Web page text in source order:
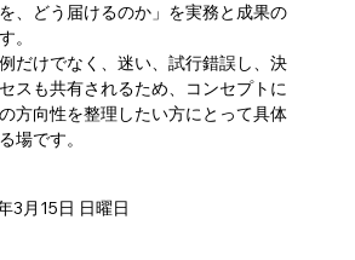
、どう届けるのか」を実務と成果の
。
だけでなく、迷い、試行錯誤し、決
スも共有されるため、コンセプトに
方向性を整理したい方にとって具体
場です。
3月15日 日曜日